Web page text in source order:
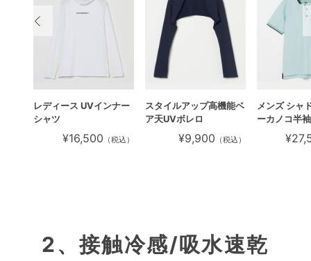
レディース UVインナー
シャツ
¥16,500 （税込）
スタイルアップ高機能ベ
ア天UVボレロ
¥9,900 （税込）
メンズ シャ
ーカノコ半
2、接触冷感/吸水速乾